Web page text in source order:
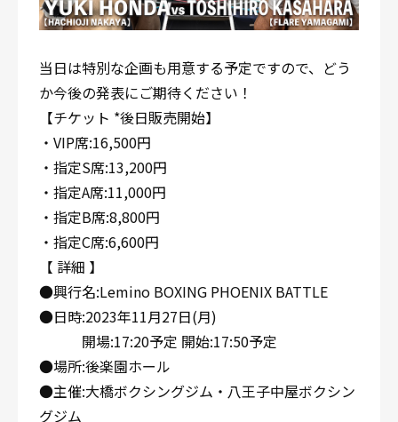
当日は特別な企画も用意する予定ですので、どう
か今後の発表にご期待ください！
【チケット *後日販売開始】
・VIP席:16,500円
・指定S席:13,200円
・指定A席:11,000円
・指定B席:8,800円
・指定C席:6,600円
【 詳細 】
●興行名:Lemino BOXING PHOENIX BATTLE
●日時:2023年11月27日(月)
開場:17:20予定 開始:17:50予定
●場所:後楽園ホール
●主催:大橋ボクシングジム・八王子中屋ボクシン
グジム